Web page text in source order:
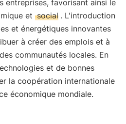
entreprises, favorisant ainsi le
et social . L'introduction
et énergétiques innovantes
à créer des emplois et à
communautés locales. En
et de bonnes
la coopération internationale
économique mondiale.